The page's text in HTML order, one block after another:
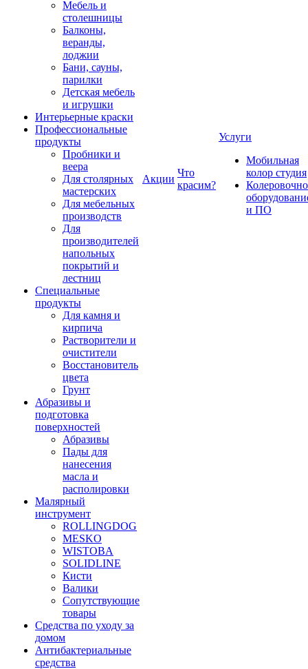
Мебель и
столешницы
Балконы,
веранды,
лоджии
Бани, сауны,
парилки
Детская мебель
и игрушки
Интерьерные краски
Профессиональные
продукты
Пробники и
веера
Для столярных
мастерских
Для мебельных
производств
Для
производителей
напольных
покрытий и
лестниц
Специальные
продукты
Для камня и
кирпича
Растворители и
очистители
Восстановитель
цвета
Грунт
Абразивы и
подготовка
поверхностей
Абразивы
Пады для
нанесения
масла и
располировки
Малярный
инструмент
ROLLINGDOG
MESKO
WISTOBA
SOLIDLINE
Кисти
Валики
Сопутствующие
товары
Средства по уходу за
домом
Антибактериальные
средства
Акции
Что
красим?
Услуги
Мобильная
колор студия
и ПО